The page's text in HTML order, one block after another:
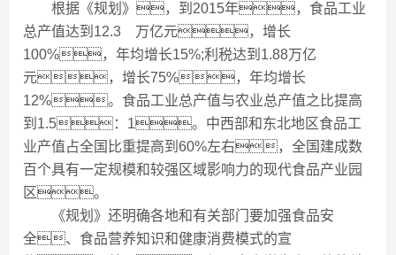
根据《规划》，到2015年，食品工业
总产值达到12.3 万亿元，增长
100%，年均增长15%;利税达到1.88万亿
元，增长75%，年均增长
12%。食品工业总产值与农业总产值之比提高
到1.5：1。中西部和东北地区食品工
业产值占全国比重提高到60%左右，全国建成数
百个具有一定规模和较强区域影响力的现代食品产业园
区。
《规划》还明确各地和有关部门要加强食品安
全、食品营养知识和健康消费模式的宣